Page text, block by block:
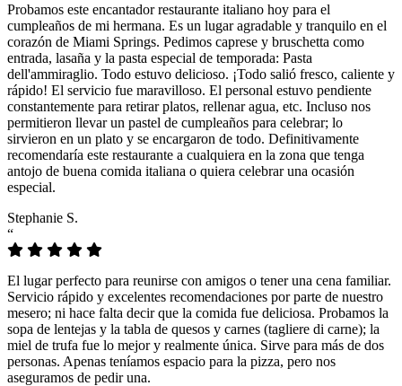
Probamos este encantador restaurante italiano hoy para el
cumpleaños de mi hermana. Es un lugar agradable y tranquilo en el
corazón de Miami Springs. Pedimos caprese y bruschetta como
entrada, lasaña y la pasta especial de temporada: Pasta
dell'ammiraglio. Todo estuvo delicioso. ¡Todo salió fresco, caliente y
rápido! El servicio fue maravilloso. El personal estuvo pendiente
constantemente para retirar platos, rellenar agua, etc. Incluso nos
permitieron llevar un pastel de cumpleaños para celebrar; lo
sirvieron en un plato y se encargaron de todo. Definitivamente
recomendaría este restaurante a cualquiera en la zona que tenga
antojo de buena comida italiana o quiera celebrar una ocasión
especial.
Stephanie S.
“
El lugar perfecto para reunirse con amigos o tener una cena familiar.
Servicio rápido y excelentes recomendaciones por parte de nuestro
mesero; ni hace falta decir que la comida fue deliciosa. Probamos la
sopa de lentejas y la tabla de quesos y carnes (tagliere di carne); la
miel de trufa fue lo mejor y realmente única. Sirve para más de dos
personas. Apenas teníamos espacio para la pizza, pero nos
aseguramos de pedir una.